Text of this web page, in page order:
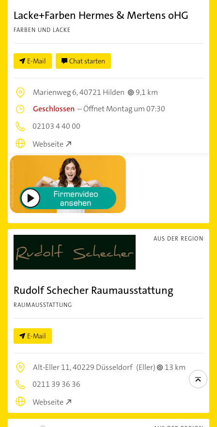
Lacke+Farben Hermes & Mertens oHG
FARBEN UND LACKE
E-Mail Chat starten
Marienweg 6,40721 Hilden
9,1 km
Geschlossen –Öffnet Montag um 07:30
02103 4 40 00
Webseite
AUS DER REGION
Rudolf Schecher Raumausstattung
RAUMAUSSTATTUNG
E-Mail
Alt-Eller 11,40229 Düsseldorf (Eller)
13 km
0211 39 36 36
Webseite